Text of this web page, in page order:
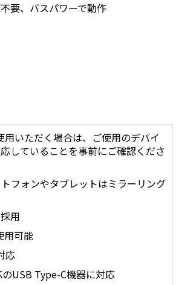
要、バスパワーで動作
いただく場合は、ご使用のデバイ
していることを事前にご確認くださ
フォンやタブレットはミラーリング
用
用可能
応
USB Type-C機器に対応